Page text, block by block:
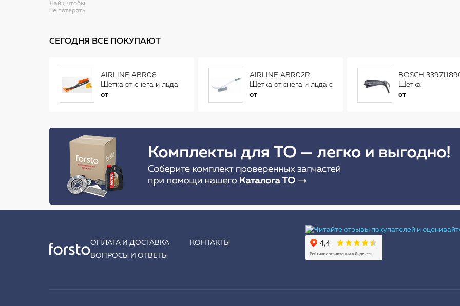
Лайк, чтобы
не потерять!
СЕГОДНЯ ВСЕ ПОКУПАЮТ
AIRLINE ABR08
Щетка от снега и льда
(34 см)
от
AIRLINE ABR02R
Щетка от снега и льда с
распушенной щетиной
от
BOSCH
Щетка
стеклоочистителя
от
ОПЛАТА И ДОСТАВКА
КОНТАКТЫ
ВОПРОСЫ И ОТВЕТЫ